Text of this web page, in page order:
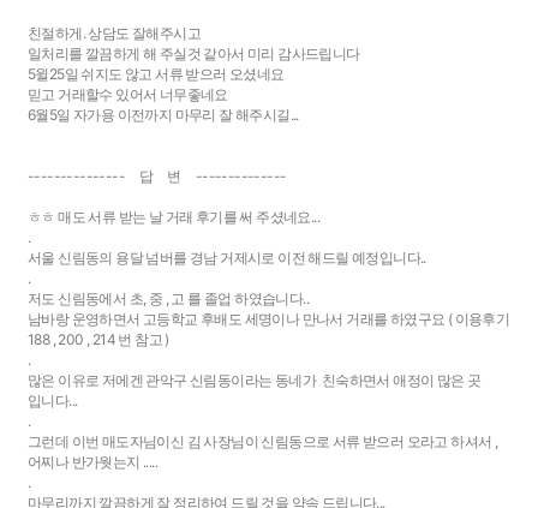
친절하게. 상담도 잘해주시고
일처리를 깔끔하게 해 주실것 같아서 미리 감사드립니다
5윌25일 쉬지도 않고 서류 받으러 오셨네요
믿고 거래할수 있어서 너무좋네요
6월5일 자가용 이전까지 마무리 잘 해주시길...
--------------- 답 변 --------------
ㅎㅎ 매도 서류 받는 날 거래 후기를 써 주셨네요...
.
서울 신림동의 용달 넘버를 경남 거제시로 이전 해드릴 예정입니다..
.
저도 신림동에서 초, 중 , 고 를 졸업 하였습니다..
남바랑 운영하면서 고등학교 후배도 세명이나 만나서 거래를 하였구요 ( 이용후기
188 , 200 , 214 번 참고 )
.
많은 이유로 저에겐 관악구 신림동이라는 동네가 친숙하면서 애정이 많은 곳
입니다...
.
그런데 이번 매도자님이신 김 사장님이 신림동으로 서류 받으러 오라고 하셔서 ,
어찌나 반가웟는지 .....
.
마무리까지 깔끔하게 잘 정리하여 드릴 것을 약속 드립니다...